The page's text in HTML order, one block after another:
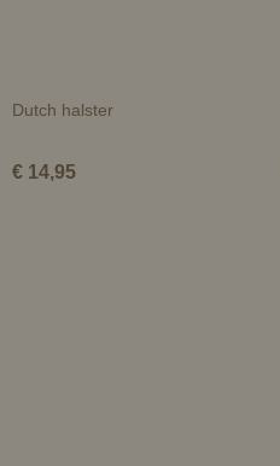
Dutch halster
€ 14,95